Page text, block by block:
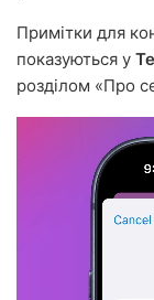
Примітки для
показуються у
розділом «Про